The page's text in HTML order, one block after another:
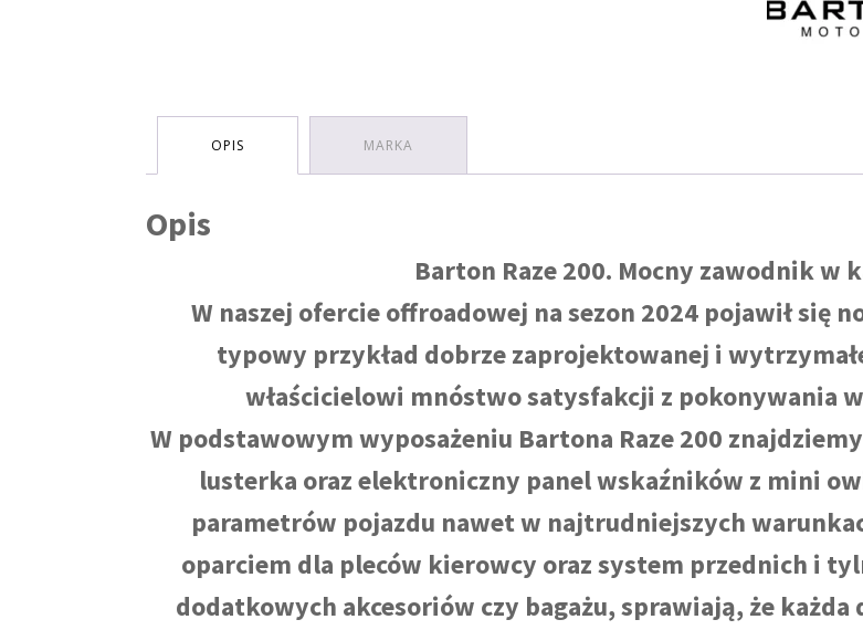
WSTECZNY)
rozruch
OPIS MARKA
Opis
Barton Raze 200. Mocny zawodnik w
W naszej ofercie offroadowej na sezon 2024 pojawił się
typowy przykład dobrze zaprojektowanej i
właścicielowi mnóstwo satysfakcji z pokonywania
W podstawowym wyposażeniu Bartona Raze 200
lusterka oraz elektroniczny panel wskaźników z mini
parametrów pojazdu nawet w najtrudniejszych
oparciem dla pleców kierowcy oraz system przednich i
dodatkowych akcesoriów czy bagażu, sprawiają, że